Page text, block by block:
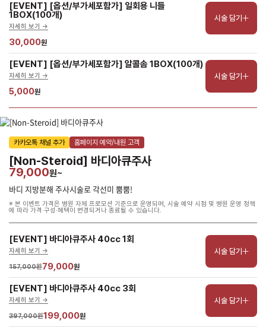
[EVENT] [옵션/부가세포함가] 일회용 니들
1BOX(100개)
자세히 보기 ->
30,000원
시술 담기
[EVENT] [옵션/부가세포함가] 알콜솜 1BOX(100개)
자세히 보기 ->
5,000원
시술 담기
카카오톡 채널 추가 홈페이지 예약/내원 고객
[Non-Steroid] 바디아큐주사
79,000원~
바디 지방분해 주사시술로 각선미 뿜뿜!
※ 본 이벤트 가격은 병원 자체 프로모션 기준으로 운영되며, 시술 예약 시점 및 병원 운영 정책
에 따라 가격·구성·혜택이 변경되거나 종료될 수 있습니다.
[EVENT] 바디아큐주사 40cc 1회
자세히 보기 ->
157,000원79,000원
시술 담기
[EVENT] 바디아큐주사 40cc 3회
자세히 보기 ->
397,000원199,000원
시술 담기